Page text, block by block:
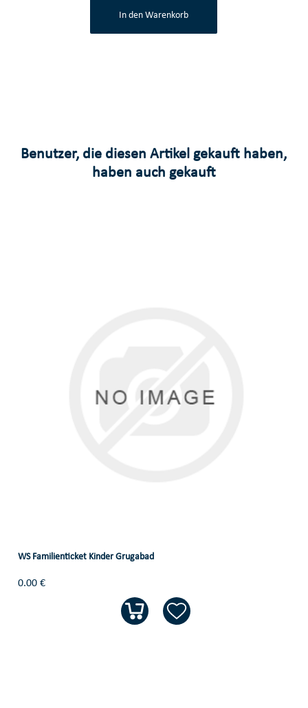
In den Warenkorb
Benutzer, die diesen Artikel gekauft haben,
haben auch gekauft
WS Familienticket Kinder Grugabad
0.00 €